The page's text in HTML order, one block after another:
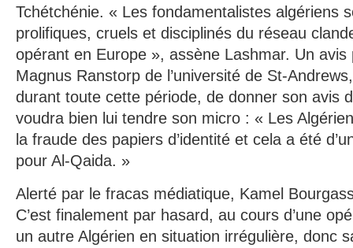
Tchétchénie. « Les fondamentalistes algériens
prolifiques, cruels et disciplinés du réseau
opérant en Europe », assène Lashmar. Un
Magnus Ranstorp de l’université de St-
durant toute cette période, de donner son avis
voudra bien lui tendre son micro : « Les
la fraude des papiers d’identité et cela a été
pour Al-Qaida. »
Alerté par le fracas médiatique, Kamel
C’est finalement par hasard, au cours d’une
un autre Algérien en situation irrégulière, donc